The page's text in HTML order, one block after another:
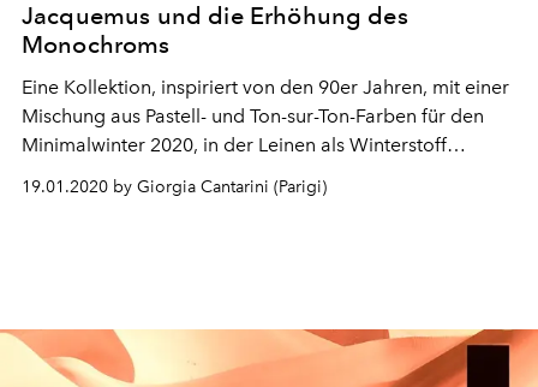
Jacquemus und die Erhöhung des
Monochroms
Eine Kollektion, inspiriert von den 90er Jahren, mit einer
Mischung aus Pastell- und Ton-sur-Ton-Farben für den
Minimalwinter 2020, in der Leinen als Winterstoff
wiederentdeckt wird.
19.01.2020 by Giorgia Cantarini (Parigi)